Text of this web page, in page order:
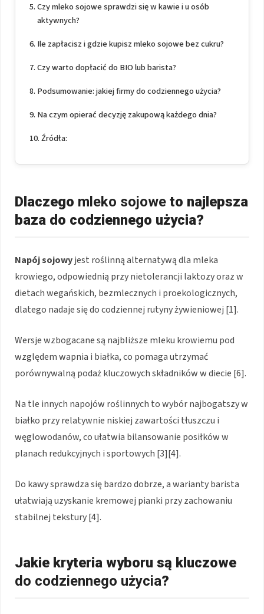
Czy mleko sojowe sprawdzi się w kawie i u osób
aktywnych?
Ile zapłacisz i gdzie kupisz mleko sojowe bez cukru?
Czy warto dopłacić do BIO lub barista?
Podsumowanie: jakiej firmy do codziennego użycia?
Na czym opierać decyzję zakupową każdego dnia?
Źródła:
Dlaczego mleko sojowe to najlepsza
baza do codziennego użycia?
Napój sojowyjest roślinną alternatywą dla mleka
krowiego, odpowiednią przy nietolerancji laktozy oraz w
dietach wegańskich, bezmlecznych i proekologicznych,
dlatego nadaje się do codziennej rutyny żywieniowej [1].
Wersje wzbogacane są najbliższe mleku krowiemu pod
względem wapnia i białka, co pomaga utrzymać
porównywalną podaż kluczowych składników w diecie [6].
Na tle innych napojów roślinnych to wybór najbogatszy w
białko przy relatywnie niskiej zawartości tłuszczu i
węglowodanów, co ułatwia bilansowanie posiłków w
planach redukcyjnych i sportowych [3][4].
Do kawy sprawdza się bardzo dobrze, a warianty barista
ułatwiają uzyskanie kremowej pianki przy zachowaniu
stabilnej tekstury [4].
Jakie kryteria wyboru są kluczowe
do codziennego użycia?